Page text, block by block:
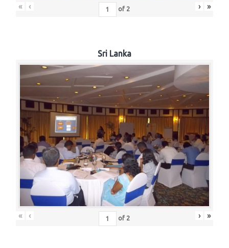
« ‹ of 2 › »
Sri Lanka
« ‹ of 2 › »